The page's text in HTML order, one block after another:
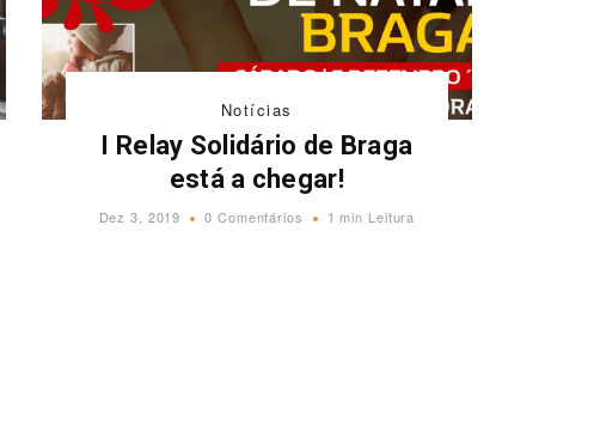
Notícias
I Relay Solidário de Braga
está a chegar!
Dez 3, 2019 0 Comentários 1 min Leitura